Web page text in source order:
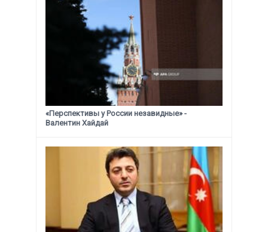
«Перспективы у России незавидные» -
Валентин Хайдай